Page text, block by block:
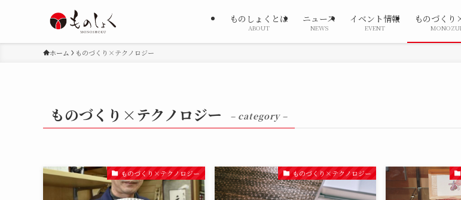
ものしょくとは
ABOUT
ニュース
NEWS
イベント情報
EVENT
ものづく
ホーム ものづくり×テクノロジー
ものづくり×テクノロジー – category –
ものづくり×テクノロジー ものづくり×テクノロジー